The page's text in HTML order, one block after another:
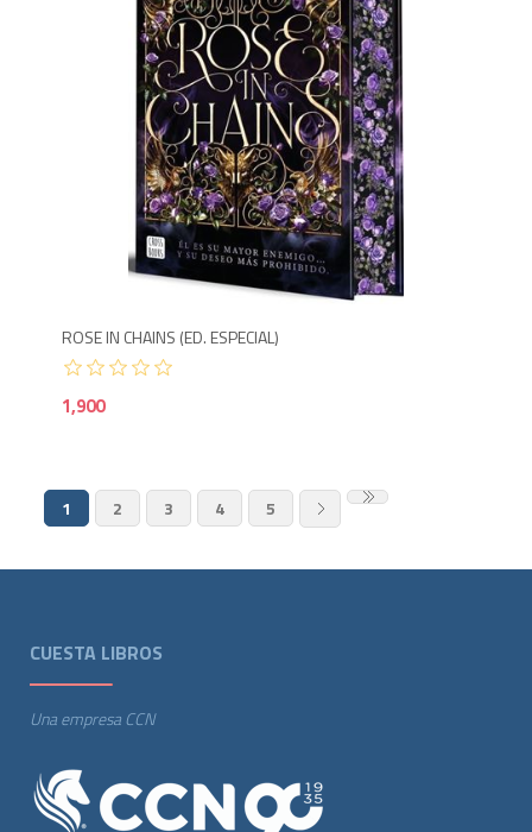
ROSE IN CHAINS (ED. ESPECIAL)
1,900
1 2 3 4 5
CUESTA LIBROS
Una empresa CCN